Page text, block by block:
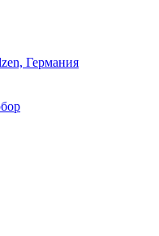
Германия